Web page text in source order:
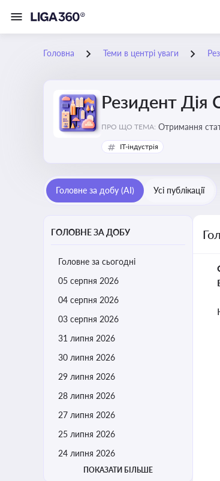
Головна Теми в центрі уваги
Резидент Дія
ПРО ЩО ТЕМА: Отримання
IT-індустрія
Головне за добу (AI) Усі публікації
ГОЛОВНЕ ЗА ДОБУ
Головне за сьогодні
05 серпня 2026
04 серпня 2026
03 серпня 2026
31 липня 2026
30 липня 2026
29 липня 2026
28 липня 2026
27 липня 2026
25 липня 2026
24 липня 2026
ПОКАЗАТИ БІЛЬШЕ